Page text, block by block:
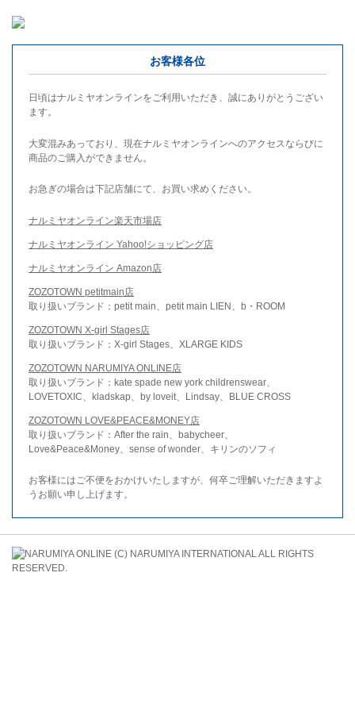
お客様各位
日頃はナルミヤオンラインをご利用いただき、誠にありがとうござい
ます。
大変混みあっており、現在ナルミヤオンラインへのアクセスならびに
商品のご購入ができません。
お急ぎの場合は下記店舗にて、お買い求めください。
ナルミヤオンライン楽天市場店
ナルミヤオンライン Yahoo!ショッピング店
ナルミヤオンライン Amazon店
ZOZOTOWN petitmain店
取り扱いブランド：petit main、petit main LIEN、b・ROOM
ZOZOTOWN X-girl Stages店
取り扱いブランド：X-girl Stages、XLARGE KIDS
ZOZOTOWN NARUMIYA ONLINE店
取り扱いブランド：kate spade new york childrenswear、
LOVETOXIC、kladskap、by loveit、Lindsay、BLUE CROSS
ZOZOTOWN LOVE&PEACE&MONEY店
取り扱いブランド：After the rain、babycheer、
Love&Peace&Money、sense of wonder、キリンのソフィ
お客様にはご不便をおかけいたしますが、何卒ご理解いただきますよ
うお願い申し上げます。